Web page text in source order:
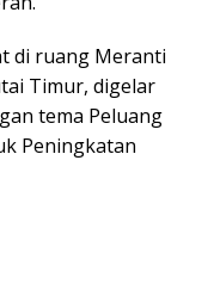
di ruang Meranti
Timur, digelar
tema Peluang
Peningkatan